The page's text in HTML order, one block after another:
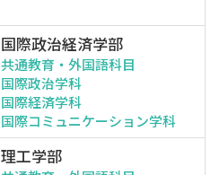
国際政治経済学部
共通教育・外国語科目
国際政治学科
国際経済学科
国際コミュニケーション学科
理工学部